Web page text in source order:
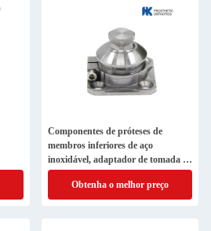
Componentes de próteses de
membros inferiores de aço
inoxidável, adaptador de tomada de
pirâmide
Obtenha o melhor preço